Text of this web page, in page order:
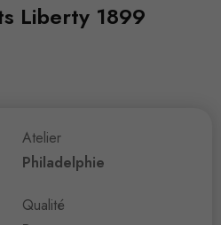
Liberty 1899
Atelier
Philadelphie
Qualité